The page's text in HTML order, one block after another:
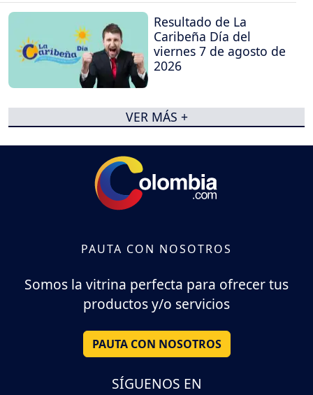
Resultado de La
Caribeña Día del
viernes 7 de agosto de
2026
VER MÁS +
PAUTA CON NOSOTROS
Somos la vitrina perfecta para ofrecer tus
productos y/o servicios
PAUTA CON NOSOTROS
SÍGUENOS EN